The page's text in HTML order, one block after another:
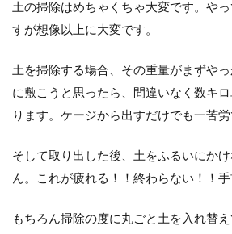
土の掃除はめちゃくちゃ大変です。や
すが想像以上に大変です。
土を掃除する場合、その重量がまずや
に敷こうと思ったら、間違いなく数キ
ります。ケージから出すだけでも一苦労
そして取り出した後、土をふるいにか
ん。これが疲れる！！終わらない！！手
もちろん掃除の度に丸ごと土を入れ替え